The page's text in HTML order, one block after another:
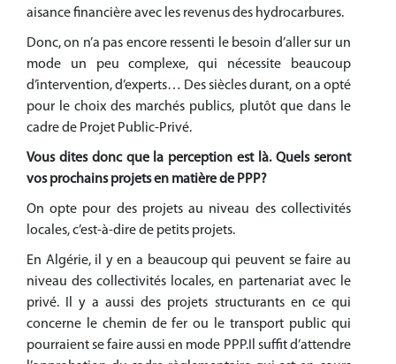
aisance financière avec les revenus des hydrocarbures.
Donc, on n’a pas encore ressenti le besoin d’aller sur un
mode un peu complexe, qui nécessite beaucoup
d’intervention, d’experts… Des siècles durant, on a opté
pour le choix des marchés publics, plutôt que dans le
cadre de Projet Public-Privé.
Vous dites donc que la perception est là. Quels seront
vos prochains projets en matière de PPP?
On opte pour des projets au niveau des collectivités
locales, c’est-à-dire de petits projets.
En Algérie, il y en a beaucoup qui peuvent se faire au
niveau des collectivités locales, en partenariat avec le
privé. Il y a aussi des projets structurants en ce qui
concerne le chemin de fer ou le transport public qui
pourraient se faire aussi en mode PPP.Il suffit d’attendre